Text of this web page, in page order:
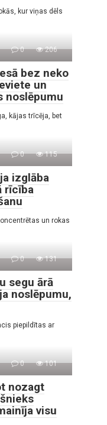
kur viņas dēls
0 206
bez neko
un
noslēpumu
kājas trīcēja, bet
0 115
izglāba
rīcība
un rokas
0 131
segu ārā
noslēpumu,
piepildītas ar
0 101
nozagt
visu